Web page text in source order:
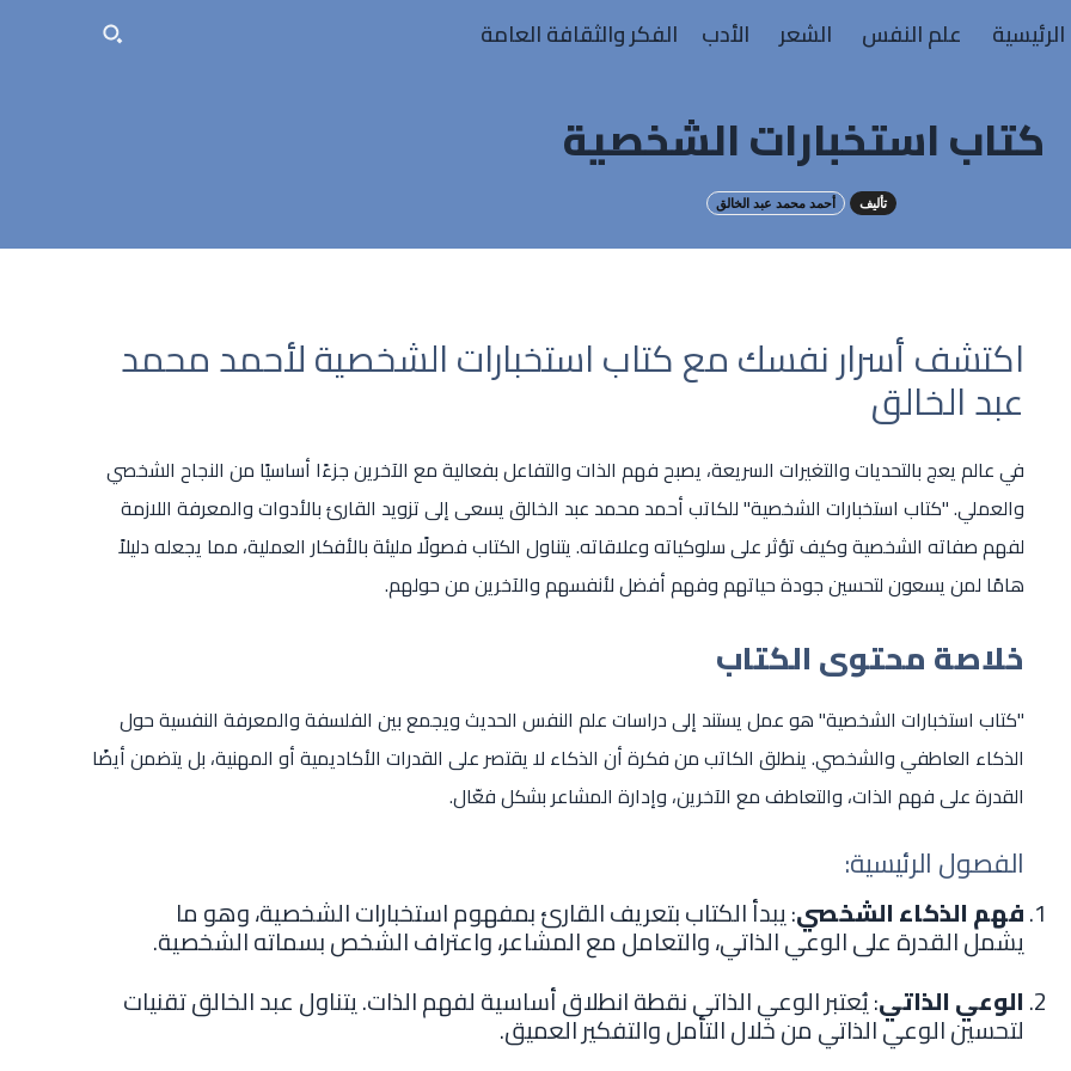
الرئيسية علم النفس الشعر الأدب الفكر والثقافة العامة
كتاب استخبارات الشخصية
تأليف أحمد محمد عبد الخالق
اكتشف أسرار نفسك مع كتاب استخبارات الشخصية لأحمد محمد
عبد الخالق
في عالم يعج بالتحديات والتغيرات السريعة، يصبح فهم الذات والتفاعل بفعالية مع الآخرين جزءًا أساسيًا من النجاح الشخصي
والعملي. "كتاب استخبارات الشخصية" للكاتب أحمد محمد عبد الخالق يسعى إلى تزويد القارئ بالأدوات والمعرفة اللازمة
لفهم صفاته الشخصية وكيف تؤثر على سلوكياته وعلاقاته. يتناول الكتاب فصولًا مليئة بالأفكار العملية، مما يجعله دليلاً
هامًا لمن يسعون لتحسين جودة حياتهم وفهم أفضل لأنفسهم والآخرين من حولهم.
خلاصة محتوى الكتاب
"كتاب استخبارات الشخصية" هو عمل يستند إلى دراسات علم النفس الحديث ويجمع بين الفلسفة والمعرفة النفسية حول
الذكاء العاطفي والشخصي. ينطلق الكاتب من فكرة أن الذكاء لا يقتصر على القدرات الأكاديمية أو المهنية، بل يتضمن أيضًا
القدرة على فهم الذات، والتعاطف مع الآخرين، وإدارة المشاعر بشكل فعّال.
الفصول الرئيسية:
فهم الذكاء الشخصي: يبدأ الكتاب بتعريف القارئ بمفهوم استخبارات الشخصية، وهو ما
يشمل القدرة على الوعي الذاتي، والتعامل مع المشاعر، واعتراف الشخص بسماته الشخصية.
الوعي الذاتي: يُعتبر الوعي الذاتي نقطة انطلاق أساسية لفهم الذات. يتناول عبد الخالق تقنيات
لتحسين الوعي الذاتي من خلال التأمل والتفكير العميق.